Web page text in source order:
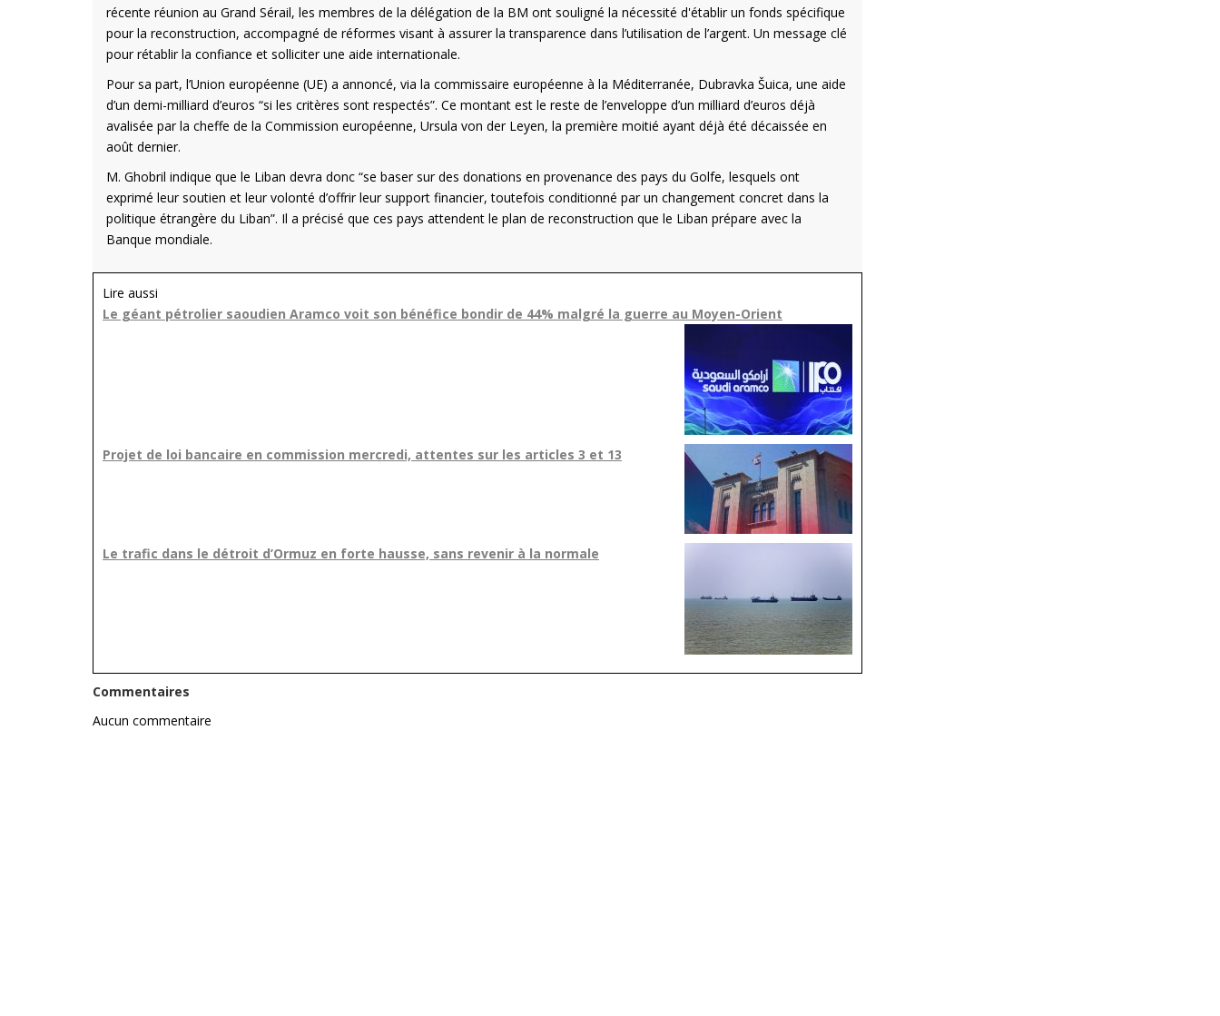
récente réunion au Grand Sérail, les membres de la délégation de la BM ont souligné la nécessité d'établir un fonds spécifique
pour la reconstruction, accompagné de réformes visant à assurer la transparence dans l’utilisation de l’argent. Un message clé
pour rétablir la confiance et solliciter une aide internationale.
Pour sa part, l’Union européenne (UE) a annoncé, via la commissaire européenne à la Méditerranée, Dubravka Šuica, une aide
d’un demi-milliard d’euros “si les critères sont respectés”. Ce montant est le reste de l’enveloppe d’un milliard d’euros déjà
avalisée par la cheffe de la Commission européenne, Ursula von der Leyen, la première moitié ayant déjà été décaissée en
août dernier.
M. Ghobril indique que le Liban devra donc “se baser sur des donations en provenance des pays du Golfe, lesquels ont
exprimé leur soutien et leur volonté d’offrir leur support financier, toutefois conditionné par un changement concret dans la
politique étrangère du Liban”. Il a précisé que ces pays attendent le plan de reconstruction que le Liban prépare avec la
Banque mondiale.
Lire aussi
Le géant pétrolier saoudien Aramco voit son bénéfice bondir de 44% malgré la guerre au Moyen-Orient
Projet de loi bancaire en commission mercredi, attentes sur les articles 3 et 13
Le trafic dans le détroit d’Ormuz en forte hausse, sans revenir à la normale
Commentaires
Aucun commentaire